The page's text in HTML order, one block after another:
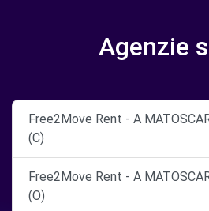
Agenzie
Free2Move Rent - A
(C)
Free2Move Rent - A
(O)